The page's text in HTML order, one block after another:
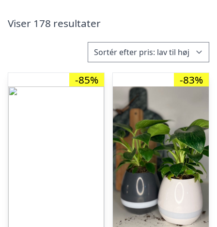
Viser 178 resultater
-85% -83%